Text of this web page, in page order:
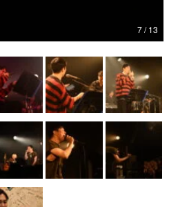
7 / 13